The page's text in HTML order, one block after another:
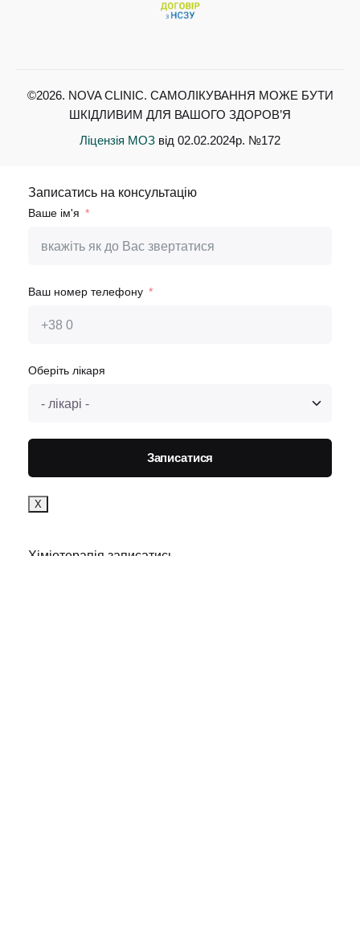
©2026. NOVA CLINIC. САМОЛІКУВАННЯ МОЖЕ БУТИ
ШКІДЛИВИМ ДЛЯ ВАШОГО ЗДОРОВ’Я
Ліцензія МОЗ від 02.02.2024р. №172
Записатись на консультацію
Ваше ім'я
Ваш номер телефону
Оберіть лікаря
Записатися
Х
Хіміотерапія записатись